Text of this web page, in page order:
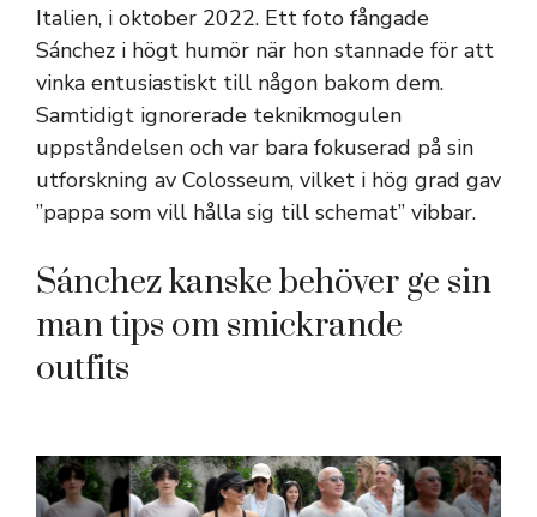
Italien, i oktober 2022. Ett foto fångade
Sánchez i högt humör när hon stannade för att
vinka entusiastiskt till någon bakom dem.
Samtidigt ignorerade teknikmogulen
uppståndelsen och var bara fokuserad på sin
utforskning av Colosseum, vilket i hög grad gav
”pappa som vill hålla sig till schemat” vibbar.
Sánchez kanske behöver ge sin
man tips om smickrande
outfits